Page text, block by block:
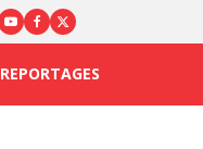
REPORTAGES